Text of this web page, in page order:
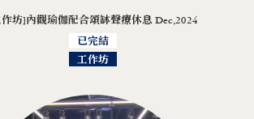
坊]內觀瑜伽配合頌缽聲療休息 Dec,2024
已完結
工作坊